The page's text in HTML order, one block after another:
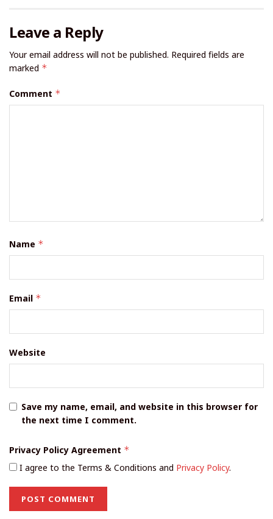
Leave a Reply
Your email address will not be published. Required fields are
marked *
Comment *
Name *
Email *
Website
Save my name, email, and website in this browser for
the next time I comment.
Privacy Policy Agreement *
I agree to the Terms & Conditions and Privacy Policy.